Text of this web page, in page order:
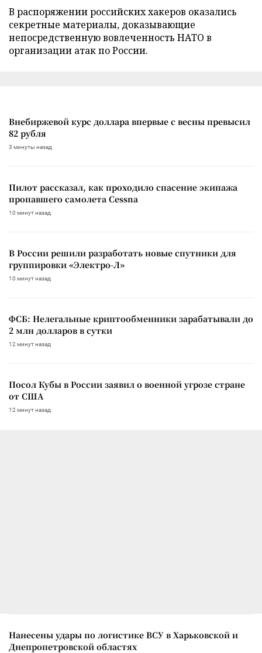
В распоряжении российских хакеров оказались
секретные материалы, доказывающие
непосредственную вовлеченность НАТО в
организации атак по России.
Внебиржевой курс доллара впервые с весны превысил
82 рубля
3 минуты назад
Пилот рассказал, как проходило спасение экипажа
пропавшего самолета Cessna
10 минут назад
В России решили разработать новые спутники для
группировки «Электро-Л»
10 минут назад
ФСБ: Нелегальные криптообменники зарабатывали до
2 млн долларов в сутки
12 минут назад
Посол Кубы в России заявил о военной угрозе стране
от США
12 минут назад
Нанесены удары по логистике ВСУ в Харьковской и
Днепропетровской областях